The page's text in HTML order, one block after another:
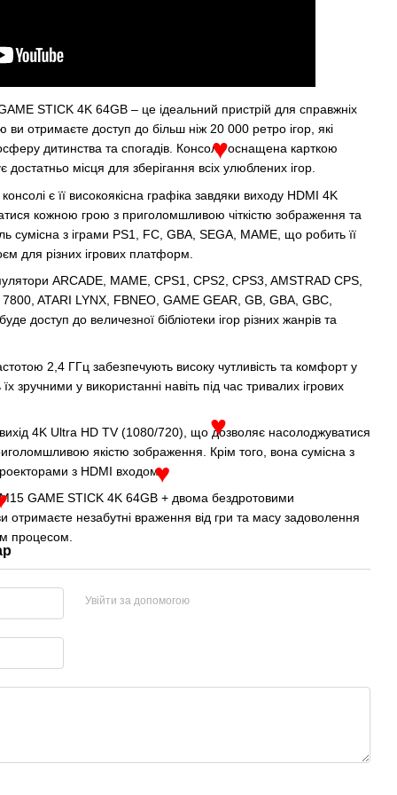
STICK 4K 64GB – це ідеальний пристрій для справжніх
ви отримаєте доступ до більш ніж 20 000 ретро ігор, які
дитинства та спогадів. Консоль оснащена карткою
місця для зберігання всіх улюблених ігор.
є її високоякісна графіка завдяки виходу HDMI 4K
кожною грою з приголомшливою чіткістю зображення та
сумісна з іграми PS1, FC, GBA, SEGA, MAME, що робить її
для різних ігрових платформ.
ARCADE, MAME, CPS1, CPS2, CPS3, AMSTRAD CPS,
ATARI LYNX, FBNEO, GAME GEAR, GB, GBA, GBC,
доступ до величезної бібліотеки ігор різних жанрів та
2,4 ГГц забезпечують високу чутливість та комфорт у
зручними у використанні навіть під час тривалих ігрових
4K Ultra HD TV (1080/720), що дозволяє насолоджуватися
якістю зображення. Крім того, вона сумісна з
з HDMI входом.
GAME STICK 4K 64GB + двома бездротовими
отримаєте незабутні враження від гри та масу задоволення
процесом.
Увійти за допомогою
♥
♥
♥